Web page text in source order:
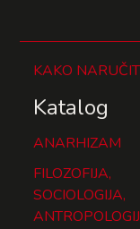
KAKO
Katalog
ANARHIZAM
FILOZOFIJA,
SOCIOLOGIJA,